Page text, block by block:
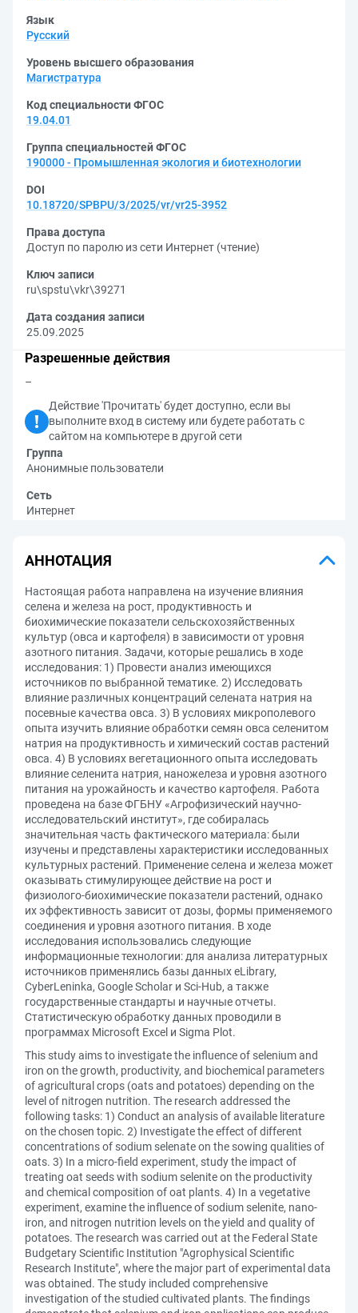
Язык
Русский
Уровень высшего образования
Магистратура
Код специальности ФГОС
19.04.01
Группа специальностей ФГОС
190000 - Промышленная экология и биотехнологии
DOI
10.18720/SPBPU/3/2025/vr/vr25-3952
Права доступа
Доступ по паролю из сети Интернет (чтение)
Ключ записи
ru\spstu\vkr\39271
Дата создания записи
25.09.2025
Разрешенные действия
–
Действие 'Прочитать' будет доступно, если вы
выполните вход в систему или будете работать с
сайтом на компьютере в другой сети
Группа
Анонимные пользователи
Сеть
Интернет
АННОТАЦИЯ
Настоящая работа направлена на изучение влияния
селена и железа на рост, продуктивность и
биохимические показатели сельскохозяйственных
культур (овса и картофеля) в зависимости от уровня
азотного питания. Задачи, которые решались в ходе
исследования: 1) Провести анализ имеющихся
источников по выбранной тематике. 2) Исследовать
влияние различных концентраций селената натрия на
посевные качества овса. 3) В условиях микрополевого
опыта изучить влияние обработки семян овса селенитом
натрия на продуктивность и химический состав растений
овса. 4) В условиях вегетационного опыта исследовать
влияние селенита натрия, наножелеза и уровня азотного
питания на урожайность и качество картофеля. Работа
проведена на базе ФГБНУ «Агрофизический научно-
исследовательский институт», где собиралась
значительная часть фактического материала: были
изучены и представлены характеристики исследованных
культурных растений. Применение селена и железа может
оказывать стимулирующее действие на рост и
физиолого-биохимические показатели растений, однако
их эффективность зависит от дозы, формы применяемого
соединения и уровня азотного питания. В ходе
исследования использовались следующие
информационные технологии: для анализа литературных
источников применялись базы данных eLibrary,
CyberLeninka, Google Scholar и Sci-Hub, а также
государственные стандарты и научные отчеты.
Статистическую обработку данных проводили в
программах Microsoft Excel и Sigma Plot.
This study aims to investigate the influence of selenium and
iron on the growth, productivity, and biochemical parameters
of agricultural crops (oats and potatoes) depending on the
level of nitrogen nutrition. The research addressed the
following tasks: 1) Conduct an analysis of available literature
on the chosen topic. 2) Investigate the effect of different
concentrations of sodium selenate on the sowing qualities of
oats. 3) In a micro-field experiment, study the impact of
treating oat seeds with sodium selenite on the productivity
and chemical composition of oat plants. 4) In a vegetative
experiment, examine the influence of sodium selenite, nano-
iron, and nitrogen nutrition levels on the yield and quality of
potatoes. The research was carried out at the Federal State
Budgetary Scientific Institution "Agrophysical Scientific
Research Institute", where the major part of experimental data
was obtained. The study included comprehensive
investigation of the studied cultivated plants. The findings